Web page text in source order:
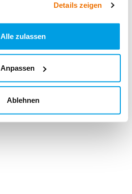
Details zeigen
Alle zulassen
Anpassen
Ablehnen